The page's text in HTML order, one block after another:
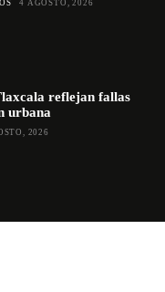
4 AGOSTO, 2026
reflejan fallas
urbana
2026